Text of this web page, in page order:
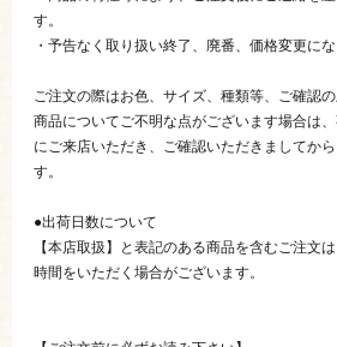
す。
・予告なく取り扱い終了、廃番、価格変更に
ご注文の際はお色、サイズ、種類等、ご確認の
商品についてご不明な点がございます場合は
にご来店いただき、ご確認いただきましてか
す。
●出荷日数について
【本店取扱】と表記のある商品を含むご注文
時間をいただく場合がございます。